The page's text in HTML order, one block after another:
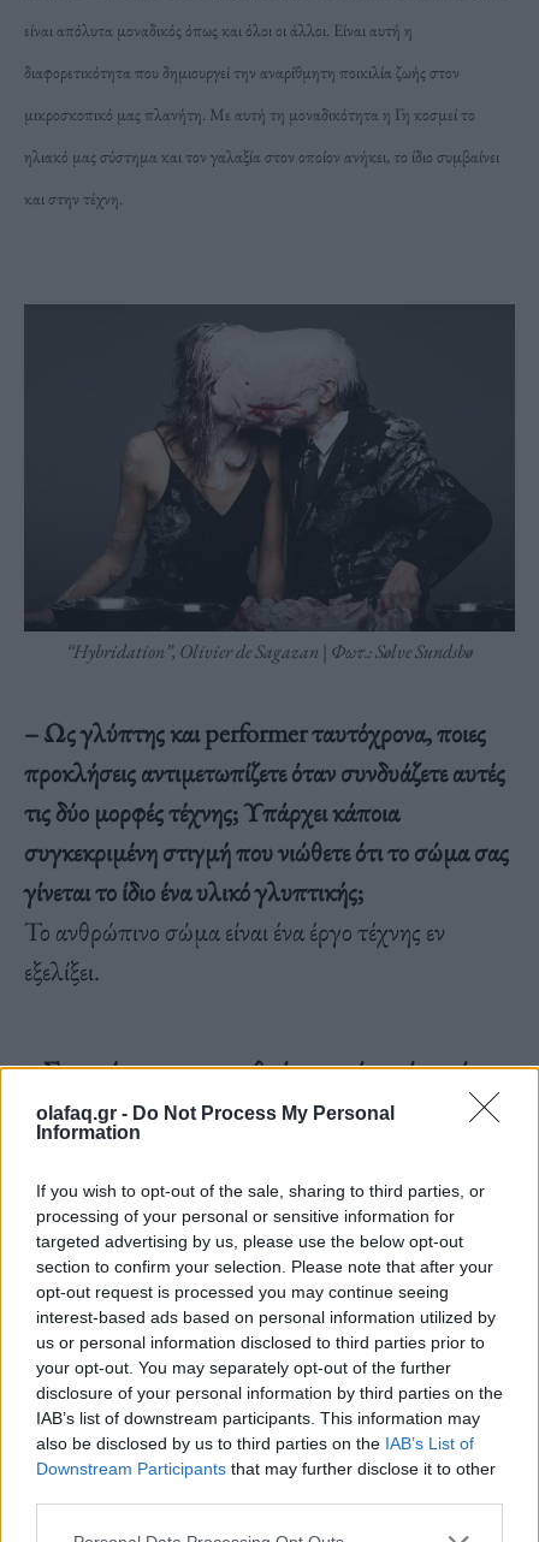
olafaq.gr - Do Not Process My Personal
Information
If you wish to opt-out of the sale, sharing to third parties, or
processing of your personal or sensitive information for
targeted advertising by us, please use the below opt-out
section to confirm your selection. Please note that after your
opt-out request is processed you may continue seeing
interest-based ads based on personal information utilized by
us or personal information disclosed to third parties prior to
your opt-out. You may separately opt-out of the further
disclosure of your personal information by third parties on the
IAB’s list of downstream participants. This information may
also be disclosed by us to third parties on the IAB’s List of
Downstream Participants that may further disclose it to other
είναι απόλυτα μοναδικός όπως και όλοι οι άλλοι. Είναι αυτή η
διαφορετικότητα που δημιουργεί την αναρίθμητη ποικιλία ζωής στον
μικροσκοπικό μας πλανήτη. Με αυτή τη μοναδικότητα η Γη κοσμεί το
ηλιακό μας σύστημα και τον γαλαξία στον οποίον ανήκει, το ίδιο συμβαίνει
και στην τέχνη.
“Hybridation”, Olivier de Sagazan | Φωτ.: Sølve Sundsbø
– Ως γλύπτης και performer ταυτόχρονα, ποιες
προκλήσεις αντιμετωπίζετε όταν συνδυάζετε αυτές
τις δύο μορφές τέχνης; Υπάρχει κάποια
συγκεκριμένη στιγμή που νιώθετε ότι το σώμα σας
γίνεται το ίδιο ένα υλικό γλυπτικής;
Το ανθρώπινο σώμα είναι ένα έργο τέχνης εν
εξελίξει.
– Στην τέχνη σας, το ανθρώπινο σώμα είναι τόσο
καμβάς όσο και εργαλείο. Πώς αντιλαμβάνεστε
τον ρόλο του σώματος στην καλλιτεχνική
δημιουργία;
Όλα ξεκινούν από το σώμα και τελειώνουν με το
σώμα.
– Επιστρέφετε στην Αθήνα δύο χρόνια μετά την
πρώτη σας εμφάνιση. Τι σας άφησε η πρώτη σας
επαφή με το ελληνικό κοινό και τι διαφορετικό να
περιμένουμε αυτή τη φορά;
To παρόν έργο δεν έχει ξαναπαρουσιαστεί στην